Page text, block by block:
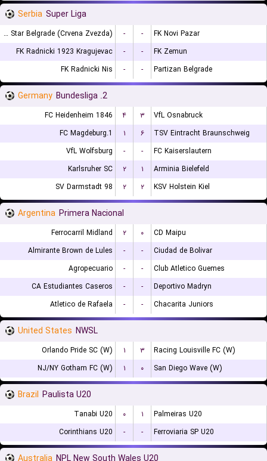
Serbia Super Liga
FK Red Star Belgrade (Crvena Zvezda) - -
FK Novi Pazar
FK Radnicki 1923 Kragujevac
- -
FK Zemun
FK Radnicki Nis
- - Partizan Belgrade
Germany 2. Bundesliga
FC Heidenheim 1846 ۴ ۳
VfL Osnabruck
1.FC Magdeburg
۱ ۶
TSV Eintracht Braunschweig
VfL Wolfsburg
- -
FC Kaiserslautern
Karlsruher SC
۲ ۱
Arminia Bielefeld
SV Darmstadt 98
۲ ۲ KSV Holstein Kiel
Argentina Primera Nacional
Ferrocarril Midland ۲ ۰
CD Maipu
Almirante Brown de Lules
- -
Ciudad de Bolivar
Agropecuario
- -
Club Atletico Guemes
CA Estudiantes Caseros
- -
Deportivo Madryn
Atletico de Rafaela
- - Chacarita Juniors
United States NWSL
Orlando Pride SC (W) ۱ ۳
Racing Louisville FC (W)
NJ/NY Gotham FC (W)
۱ ۰ San Diego Wave (W)
Brazil Paulista U20
Tanabi U20 ۰ ۱
Palmeiras U20
Corinthians U20
- - Ferroviaria SP U20